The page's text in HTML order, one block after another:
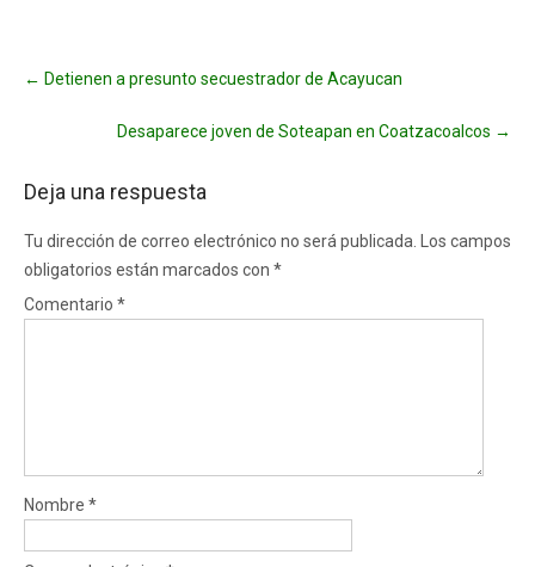
navigation
← Detienen a presunto secuestrador de Acayucan
Desaparece joven de Soteapan en Coatzacoalcos →
Deja una respuesta
Tu dirección de correo electrónico no será publicada.
Los campos
obligatorios están marcados con *
Comentario *
Nombre *